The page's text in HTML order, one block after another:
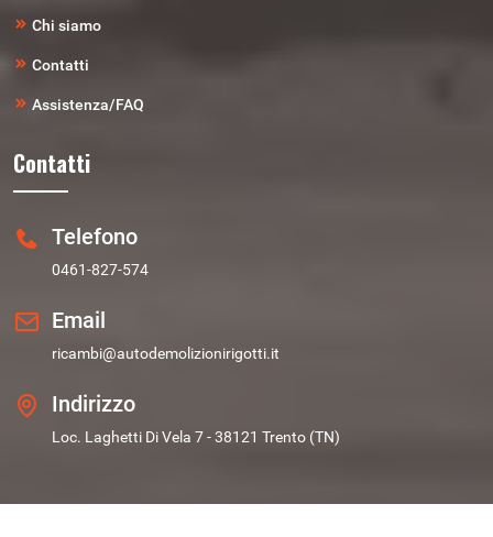
Chi siamo
Contatti
Assistenza/FAQ
Contatti
Telefono
0461-827-574
Email
ricambi@autodemolizionirigotti.it
Indirizzo
Loc. Laghetti Di Vela 7 - 38121 Trento (TN)